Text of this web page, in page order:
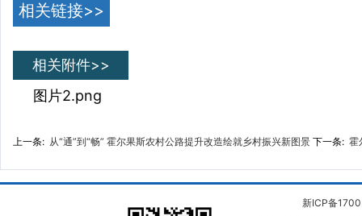
相关链接>>
相关附件>>
图片2.png
上一条: 从“通”到“畅” 霍尔果斯农村公路提升改造绘就乡村振兴新图景 下一条: 霍
新ICP备